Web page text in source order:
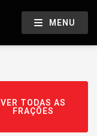
MENU
VER TODAS AS
FRAÇÕES